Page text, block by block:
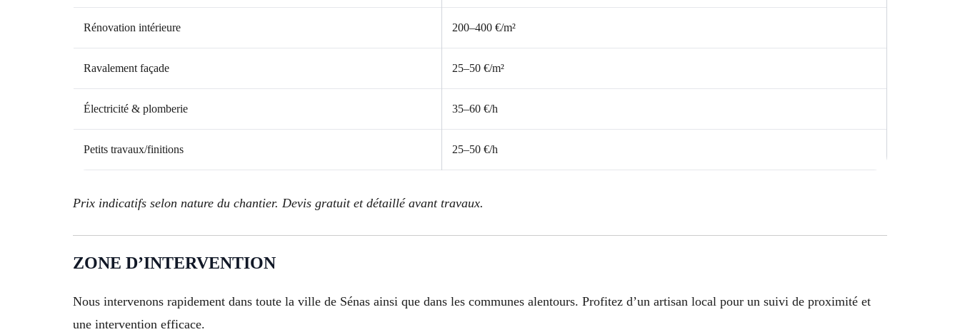
Rénovation intérieure 200–400 €/m²
Ravalement façade 25–50 €/m²
Électricité & plomberie 35–60 €/h
Petits travaux/finitions 25–50 €/h
Prix indicatifs selon nature du chantier. Devis gratuit et détaillé avant travaux.
ZONE D’INTERVENTION
Nous intervenons rapidement dans toute la ville de Sénas ainsi que dans les communes alentours. Profitez d’un artisan local pour un suivi de proximité et
une intervention efficace.